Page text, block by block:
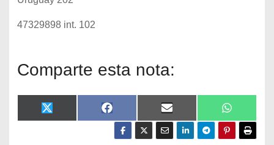
47329898 int. 102
Comparte esta nota:
X
(
F
a
e
E
m
i
W
h
t